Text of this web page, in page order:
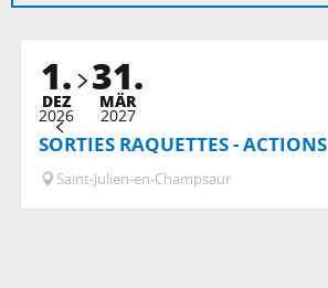
1.
DEZ
2026
31.
MÄR
2027
SORTIES RAQUETTES - ACTIONS
Saint-Julien-en-Champsaur